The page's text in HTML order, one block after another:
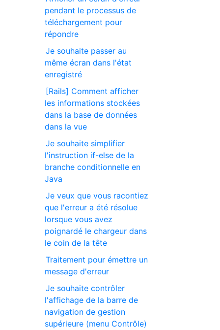
pendant le processus de
téléchargement pour
répondre
Je souhaite passer au
même écran dans l'état
enregistré
[Rails] Comment afficher
les informations stockées
dans la base de données
dans la vue
Je souhaite simplifier
l'instruction if-else de la
branche conditionnelle en
Java
Je veux que vous racontiez
que l'erreur a été résolue
lorsque vous avez
poignardé le chargeur dans
le coin de la tête
Traitement pour émettre un
message d'erreur
Je souhaite contrôler
l'affichage de la barre de
navigation de gestion
supérieure (menu Contrôle)